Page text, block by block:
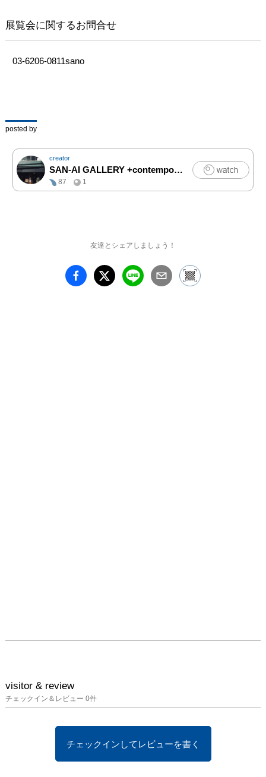
浅野彌弦　伊藤あきえ
伊東ユウカ　宇多田理恵
ゆい　木床亜由実　越克
須惠朋子　髙栁麻美子
高山美和子　辻本喜代
美
道源綾香　針生卓治　平
野元起　松浦カレー
松村淳　丸橋正幸　むろ
展覧会に関するお問合せ
03-6206-0811sano
posted by
creator
SAN-AI GALLERY +contemporary art |アート
87
1
友達とシェアしましょう！
visitor & review
チェックイン＆レビュー 0件
チェックインしてレビューを書く